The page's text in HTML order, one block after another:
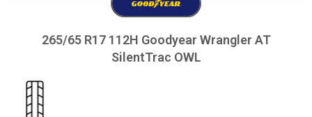
265/65 R17 112H Goodyear Wrangler AT
SilentTrac OWL